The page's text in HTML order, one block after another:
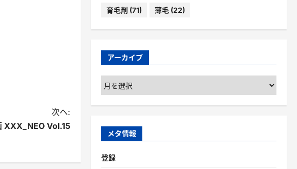
次へ:
XXX_NEO Vol.15
育毛剤 (71) 薄毛(22)
アーカイブ
ア
ー
カ
ブ
メタ情報
登録